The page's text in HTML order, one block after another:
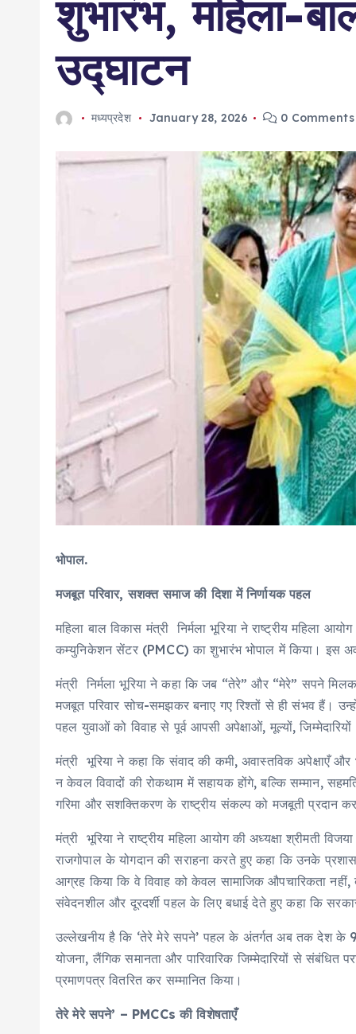
शुभारंभ, महिला-
उद्घाटन
मध्यप्रदेश January 28, 2026 0 Comments
भोपाल.
मजबूत परिवार, सशक्त समाज की दिशा में निर्णायक पहल
महिला बाल विकास मंत्री निर्मला भूरिया ने राष्ट्रीय महिला
कम्युनिकेशन सेंटर (PMCC) का शुभारंभ भोपाल में किया। इस
मंत्री निर्मला भूरिया ने कहा कि जब “तेरे” और “मेरे” सपने
मजबूत परिवार सोच-समझकर बनाए गए रिश्तों से ही संभव हैं।
पहल युवाओं को विवाह से पूर्व आपसी अपेक्षाओं, मूल्यों,
मंत्री भूरिया ने कहा कि संवाद की कमी, अवास्तविक अपेक्षाएँ
न केवल विवादों की रोकथाम में सहायक होंगे, बल्कि सम्मान,
गरिमा और सशक्तिकरण के राष्ट्रीय संकल्प को मजबूती प्रदान
मंत्री भूरिया ने राष्ट्रीय महिला आयोग की अध्यक्षा श्रीमती
राजगोपाल के योगदान की सराहना करते हुए कहा कि उनके
आग्रह किया कि वे विवाह को केवल सामाजिक औपचारिकता नहीं,
संवेदनशील और दूरदर्शी पहल के लिए बधाई देते हुए कहा कि
उल्लेखनीय है कि ‘तेरे मेरे सपने’ पहल के अंतर्गत अब तक देश के 9
योजना, लैंगिक समानता और पारिवारिक जिम्मेदारियों से संबंधित
प्रमाणपत्र वितरित कर सम्मानित किया।
तेरे मेरे सपने’ – PMCCs की विशेषताएँ